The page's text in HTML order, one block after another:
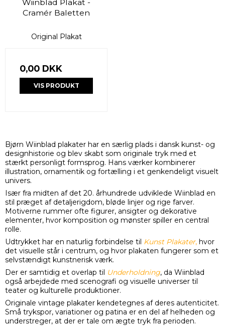
Wiinblad Plakat -
Cramér Baletten
Original Plakat
0,00 DKK
VIS PRODUKT
Bjørn Wiinblad plakater har en særlig plads i dansk kunst- og
designhistorie og blev skabt som originale tryk med et
stærkt personligt formsprog. Hans værker kombinerer
illustration, ornamentik og fortælling i et genkendeligt visuelt
univers.
Især fra midten af det 20. århundrede udviklede Wiinblad en
stil præget af detaljerigdom, bløde linjer og rige farver.
Motiverne rummer ofte figurer, ansigter og dekorative
elementer, hvor komposition og mønster spiller en central
rolle.
Udtrykket har en naturlig forbindelse til Kunst Plakater, hvor
det visuelle står i centrum, og hvor plakaten fungerer som et
selvstændigt kunstnerisk værk.
Der er samtidig et overlap til Underholdning, da Wiinblad
også arbejdede med scenografi og visuelle universer til
teater og kulturelle produktioner.
Originale vintage plakater kendetegnes af deres autenticitet.
Små trykspor, variationer og patina er en del af helheden og
understreger, at der er tale om ægte tryk fra perioden.